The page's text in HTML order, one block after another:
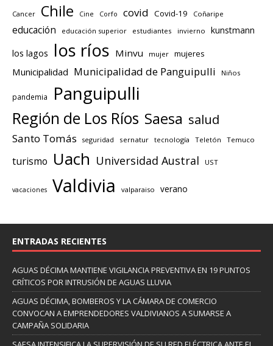
Cancer Chile Cine Corfo covid Covid-19 Coñaripe
educación educación superior estudiantes invierno kunstmann
los lagos los ríos Minvu mujer mujeres
Municipalidad Municipalidad de Panguipulli Niños
pandemia Panguipulli
Región de Los Ríos Saesa salud
Santo Tomás seguridad sernatur tecnología Teletón Temuco
turismo Uach Universidad Austral UST
vacaciones Valdivia valparaiso verano
ENTRADAS RECIENTES
AGUAS DÉCIMA MANTIENE VIGILANCIA PREVENTIVA EN 19 PUNTOS
CRÍTICOS POR INTRUSIÓN DE AGUAS LLUVIA
AGUAS DÉCIMA, BOMBEROS Y LA CÁMARA DE COMERCIO
CONVOCAN A EMPRENDEDORES VALDIVIANOS A SUMARSE A
CAMPAÑA SOLIDARIA